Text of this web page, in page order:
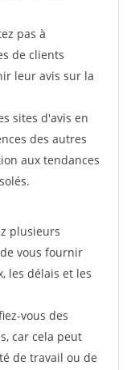
pas à
de clients
leur avis sur la
sites d'avis en
des autres
aux tendances
plusieurs
vous fournir
les délais et les
vous des
car cela peut
de travail ou de